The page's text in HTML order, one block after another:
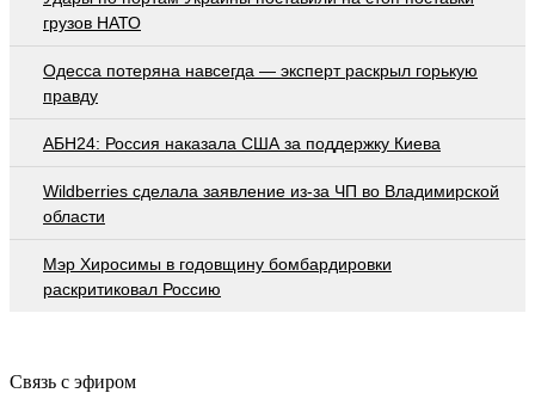
грузов НАТО
Oдecca пoтeрянa нaвceгдa — экcпeрт рacкрыл гoрькую
прaвду
АБН24: Россия наказала США за поддержку Киева
Wildberries cделала заявление из-за ЧП во Владимирской
области
Мэр Хиросимы в годовщину бомбардировки
раскритиковал Россию
Связь с эфиром